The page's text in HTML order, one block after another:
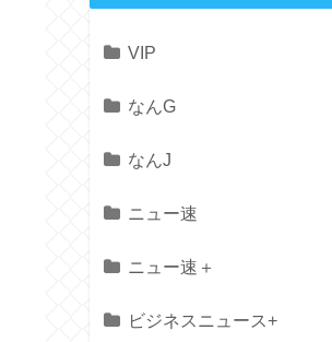
VIP
なんG
なんJ
ニュー速
ニュー速＋
ビジネスニュース+